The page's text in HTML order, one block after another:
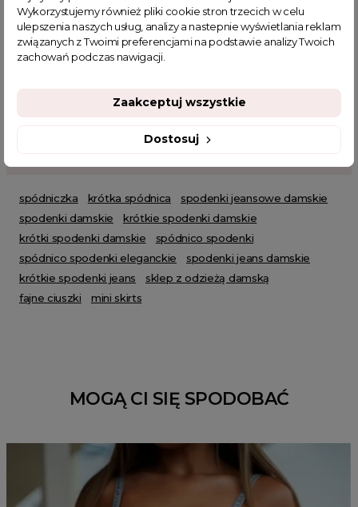
Spodenki plus size Spódnice plus size Spódnice mini
Spódnice jeansowe Szorty jeansowe Spódnice wieczorowe
Najnowsze produkty
Polecane produkty SUMMER HOT SALE
spódniczka krótka spódnica
spodenki jeansowe damskie
spodenki damskie
krótkie spodenki damskie
krótki spodenki damskie
spódnico spodenki
spódnico spodenki eleganckie
spodenki jeans damskie
krótkie spodenki jeans
sklep z odzieżą damską
fajne ciuszki
mini skirts
MOGĄ CI SIĘ SPODOBAĆ
Wykorzystujemy również pliki cookie stron trzecich w celu
ulepszenia naszych usług, analizy a nastepnie wyświetlania reklam
związanych z Twoimi preferencjami na podstawie analizy Twoich
zachowań podczas nawigacji.
Dostosuj
Zaakceptuj wszystkie